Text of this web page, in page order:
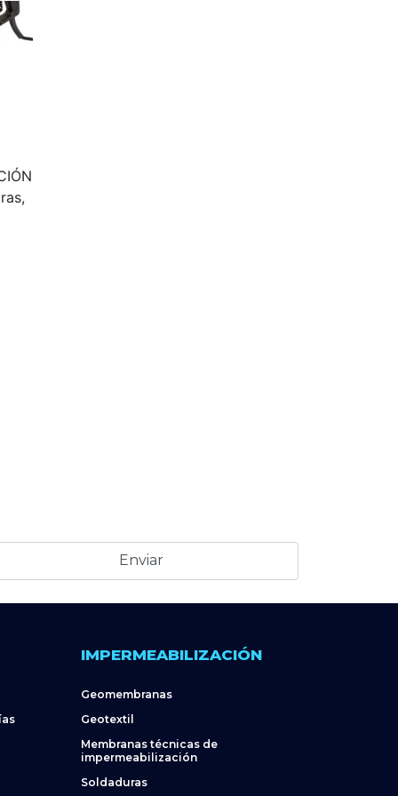
IMPERMEABILIZACIÓN
Geomembranas
Geotextil
Membranas técnicas de
impermeabilización
Soldaduras